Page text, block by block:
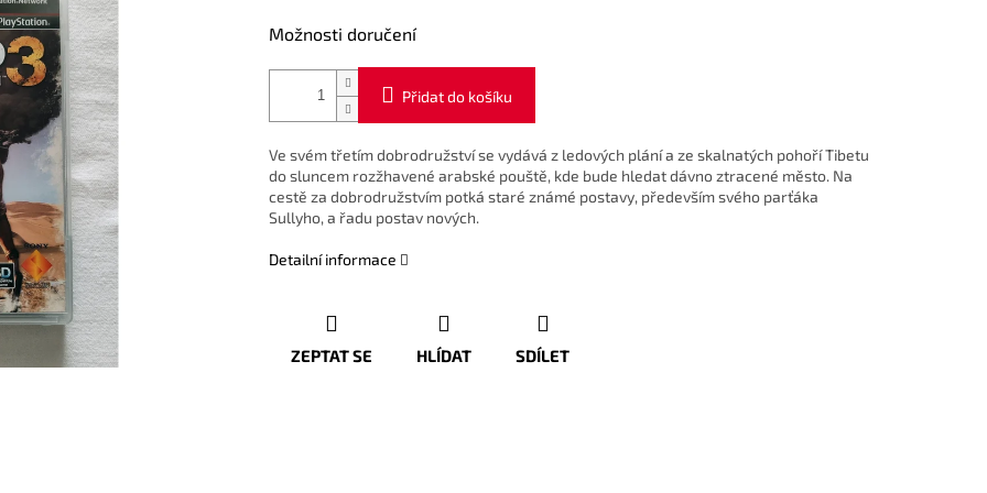
Možnosti doručení
Přidat do košíku
Ve svém třetím dobrodružství se vydává z ledových plání a ze skalnatých pohoří Tibetu
do sluncem rozžhavené arabské pouště, kde bude hledat dávno ztracené město. Na
cestě za dobrodružstvím potká staré známé postavy, především svého parťáka
Sullyho, a řadu postav nových.
Detailní informace
ZEPTAT SE HLÍDAT SDÍLET